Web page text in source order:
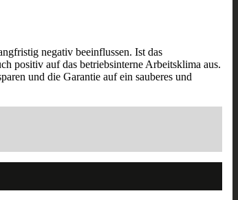
negativ beeinflussen. Ist das
positiv auf das betriebsinterne Arbeitsklima aus.
und die Garantie auf ein sauberes und